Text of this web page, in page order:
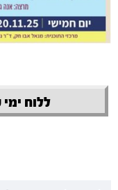
ללוח ימי